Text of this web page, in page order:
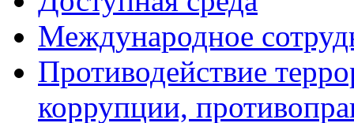
Международное
Противодействие
коррупции,